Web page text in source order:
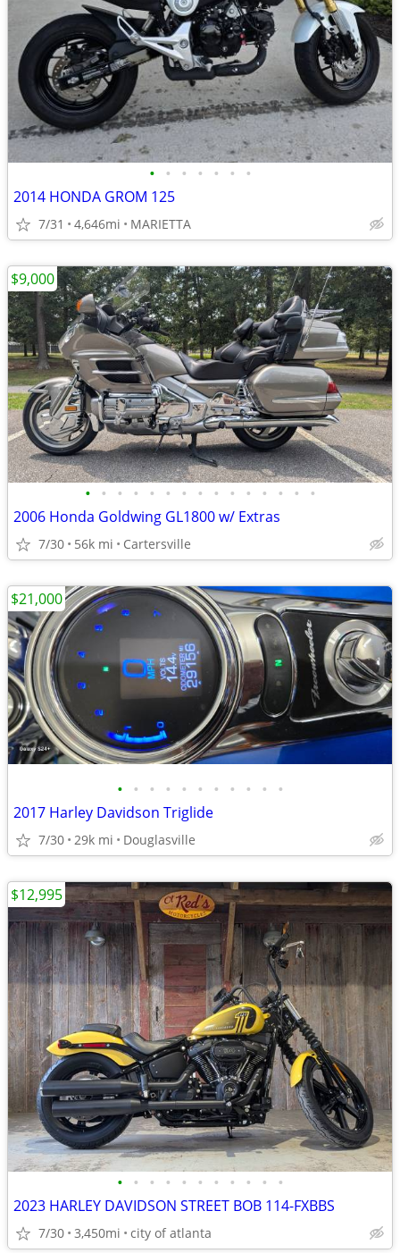
• • • • • • •
2014 HONDA GROM 125
7/31 4,646mi MARIETTA
• • • • • • • • • • • • • • •
2006 Honda Goldwing GL1800 w/ Extras
7/30 56k mi Cartersville
$9,000
• • • • • • • • • • •
2017 Harley Davidson Triglide
7/30 29k mi Douglasville
$21,000
• • • • • • • • • • •
2023 HARLEY DAVIDSON STREET BOB 114-FXBBS
7/30 3,450mi city of atlanta
$12,995